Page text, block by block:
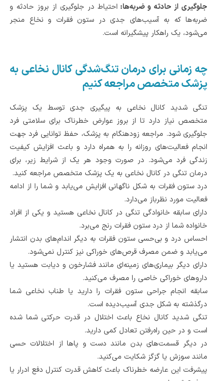
جلوگیری از حادثه و ضربه‌ها: احتیاط در جلوگیری از بروز حادثه‌ و
ضربه‌ها که به آسیب‌های جدی در ستون فقرات و نخاع منجر
می‌شود، یک راهکار پیشگیرانه است.
چه زمانی برای درمان تنگ‌شدگی کانال نخاعی به
پزشک متخصص مراجعه کنیم
تنگی شدید کانال‌ نخاعی به پیگیری جدی توسط یک پزشک
متخصص نیاز دارد تا از بروز عوارض خطرناک برای سلامتی فرد
جلوگیری شود. مراجعه زودهنگام به پزشک، حفظ توانایی فرد جهت
انجام فعالیت‌های روزانه را به همراه دارد و باعث افزایش کیفیت
زندگی فرد می‌‌شود. در صورت وجود هر یک از شرایط زیر، برای
درمان تنگی در کانال نخاعی به یک پزشک متخصص مراجعه کنید.
درد ستون فقرات به شکل ناگهانی افزایش می‌یابد و شما را از ادامه
فعالیت مورد نظرباز می‌دارد.
دارای سابقه خانوادگی تنگی در کانال نخاعی هستید و یکی از افراد
خانواده شما از درد ستون فقرات رنج می‌برد.
احساس درد و بی‌حسی ستون فقرات به دیگر اندام‌های بدن انتشار
می‌یابد‌ و ضمن مصرف قرص‌های خوراکی‌ نیز کنترل نمی‌شود.
دارای دیگر بیماری‌های زمینه‌ای مانند فشارخون و دیابت هستید یا
داروهای خوراکی خاصی را مصرف می‌کنید.
سابقه انجام جراحی ستون فقرات را دارید یا طناب نخاعی‌ شما
درگذشته به شکل جدی آسیب‌دیده است.
تنگی شدید کانال نخاع باعث اختلال در قدرت حرکتی شما شده
است و در حین راه‌رفتن تعادل کمی دارید.
در دیگر قسمت‌های بدن مانند دست و پاها از اختلالات حسی
مانند سوزش یا گزگز شکایت می‌کنید‌.
پیشرفت این عارضه خطرناک باعث کاهش قدرت کنترل دفع ادرار یا